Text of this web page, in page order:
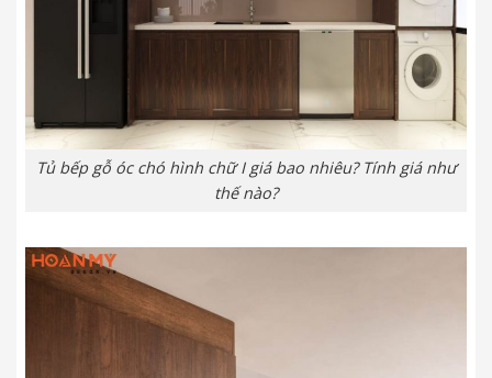
Tủ bếp gỗ óc chó hình chữ I giá bao nhiêu? Tính giá như
thế nào?